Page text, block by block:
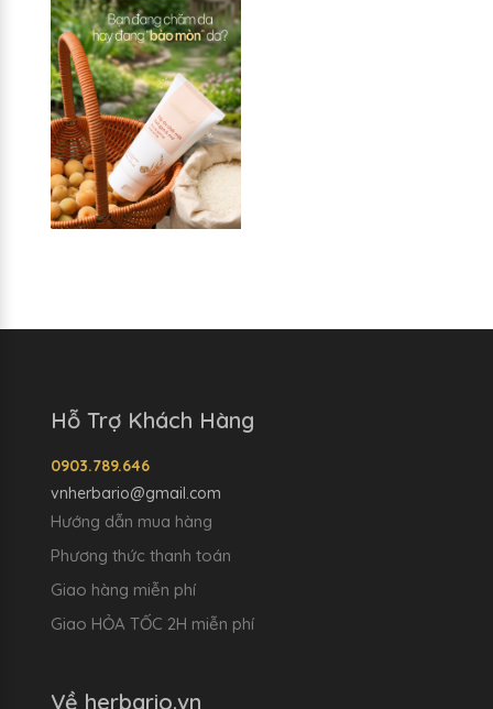
Hỗ Trợ Khách Hàng
0903.789.646
vnherbario@gmail.com
Hướng dẫn mua hàng
Phương thức thanh toán
Giao hàng miễn phí
Giao HỎA TỐC 2H miễn phí
Về herbario.vn